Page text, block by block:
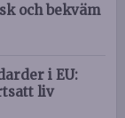
och bekväm
i EU:
liv